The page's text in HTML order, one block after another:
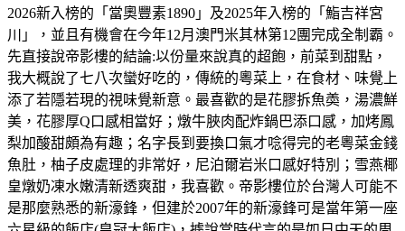
2026新入榜的「當奧豐素1890」及2025年入榜的「鮨吉祥宮
川」，並且有機會在今年12月澳門米其林第12團完成全制霸。
先直接說帝影樓的結論:以份量來說真的超飽，前菜到甜點，
我大概說了七八次蠻好吃的，傳統的粵菜上，在食材、味覺上
添了若隱若現的視味覺新意。最喜歡的是花膠拆魚𡙡，湯濃鮮
美，花膠厚Q口感相當好；燉牛脥肉配炸鍋巴添口感，加烤鳳
梨加酸甜頗為有趣；名字長到要換口氣才唸得完的老粵菜金錢
魚肚，柚子皮處理的非常好，尼泊爾岩米口感好特別；雪燕椰
皇燉奶凍水嫩清新透爽甜，我喜歡。帝影樓位於台灣人可能不
是那麼熟悉的新濠鋒，但建於2007年的新濠鋒可是當年第一座